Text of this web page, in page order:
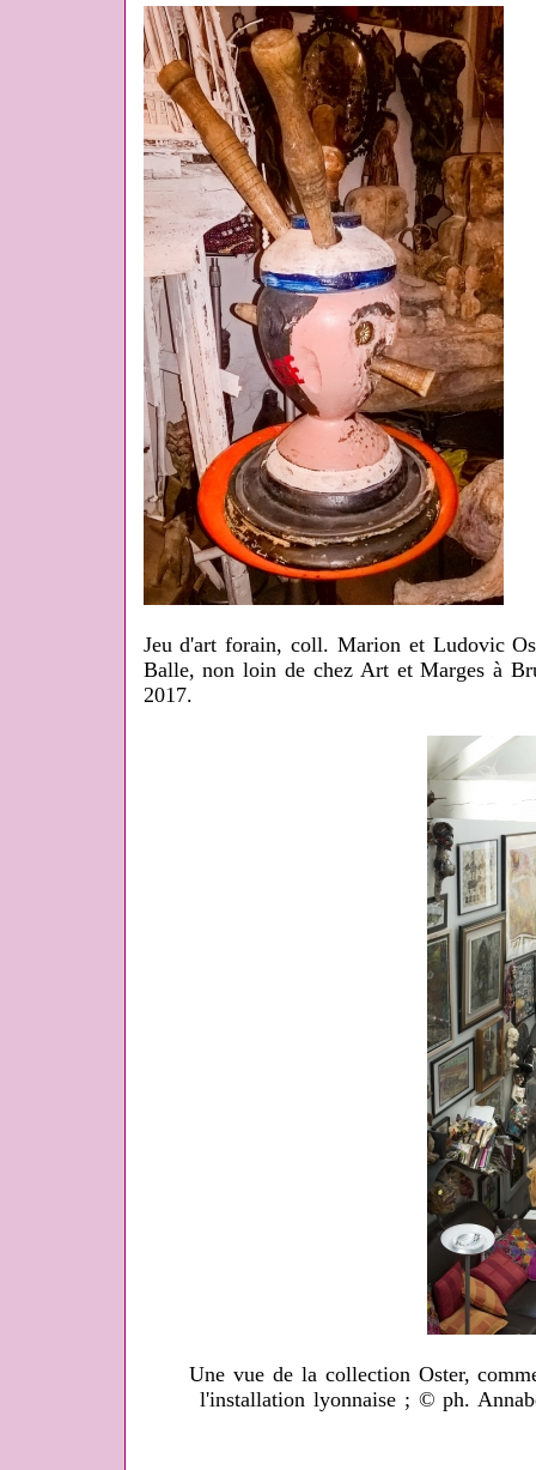
Jeu d'art forain, coll. Marion et Ludovic
Balle, non loin de chez Art et Marges à
2017.
Une vue de la collection Oster,
l'installation lyonnaise ; © ph.